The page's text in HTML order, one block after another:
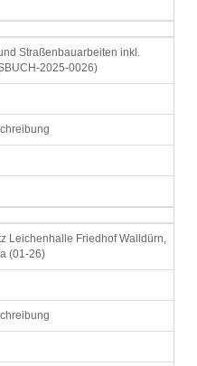
Straßenbauarbeiten inkl.
2025-0026)
Leichenhalle Friedhof Walldürn,
(01-26)